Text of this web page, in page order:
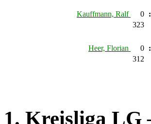
Kauffmann, Ralf 0 :
323
Heer, Florian 0 :
312
1. Kreisliga LG